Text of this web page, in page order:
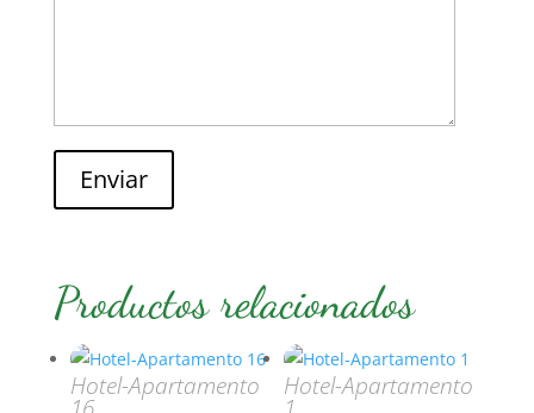
Enviar
Productos relacionados
Hotel-Apartamento Hotel-Apartamento